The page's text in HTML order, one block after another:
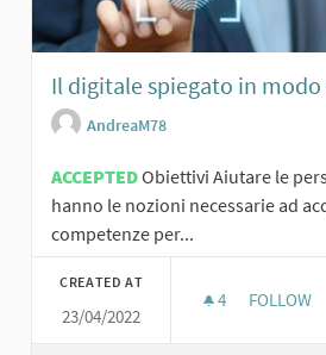
Il digitale spiegato in
AndreaM78
ACCEPTEDObiettivi Aiutare le
hanno le nozioni necessarie ad
competenze per...
CREATED AT
23/04/2022
4 4
FOLLOW